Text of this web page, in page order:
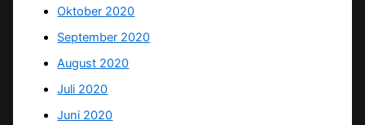
Oktober 2020
September 2020
August 2020
Juli 2020
Juni 2020